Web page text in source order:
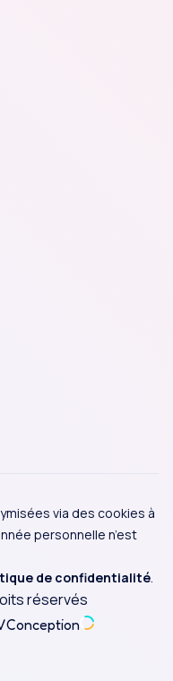
via des cookies à
personnelle n’est
de confidentialité.
réservés
Conception